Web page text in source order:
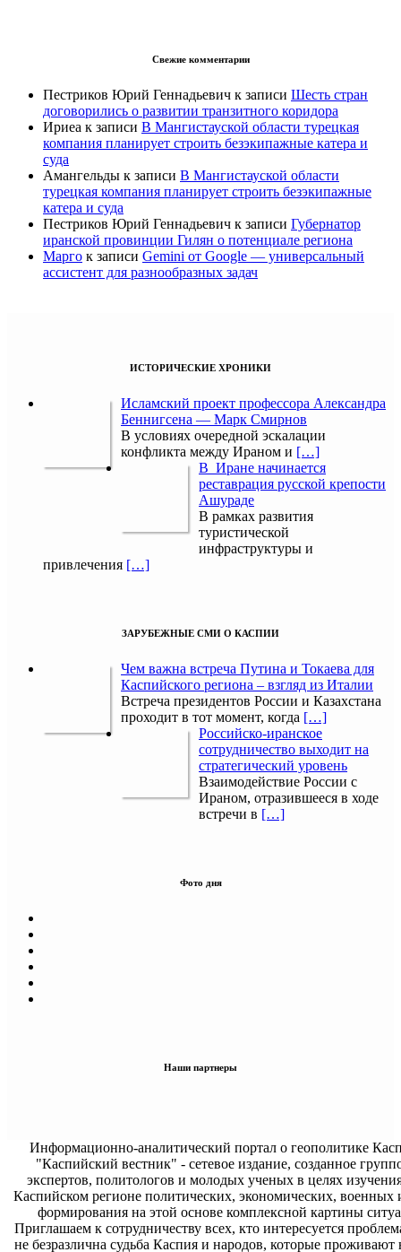
Свежие комментарии
Пестриков Юрий Геннадьевич к записи Шесть стран
договорились о развитии транзитного коридора
Ириеа к записи В Мангистауской области турецкая
компания планирует строить безэкипажные катера и
суда
Амангельды к записи В Мангистауской области
турецкая компания планирует строить безэкипажные
катера и суда
Пестриков Юрий Геннадьевич к записи Губернатор
иранской провинции Гилян о потенциале региона
Марго к записи Gemini от Google — универсальный
ассистент для разнообразных задач
ИСТОРИЧЕСКИЕ ХРОНИКИ
Исламский проект профессора Александра
Беннигсена — Марк Смирнов
В условиях очередной эскалации
конфликта между Ираном и […]
В Иране начинается
реставрация русской крепости
Ашураде
В рамках развития
туристической
инфраструктуры и
привлечения […]
ЗАРУБЕЖНЫЕ СМИ О КАСПИИ
Чем важна встреча Путина и Токаева для
Каспийского региона – взгляд из Италии
Встреча президентов России и Казахстана
проходит в тот момент, когда […]
Российско-иранское
сотрудничество выходит на
стратегический уровень
Взаимодействие России с
Ираном, отразившееся в ходе
встречи в […]
Фото дня
Наши партнеры
Информационно-аналитический портал о геополитике
"Каспийский вестник" - сетевое издание, созданное
экспертов, политологов и молодых ученых в целях
Каспийском регионе политических, экономических, военных
формирования на этой основе комплексной картины
Приглашаем к сотрудничеству всех, кто интересуется
не безразлична судьба Каспия и народов, которые проживают